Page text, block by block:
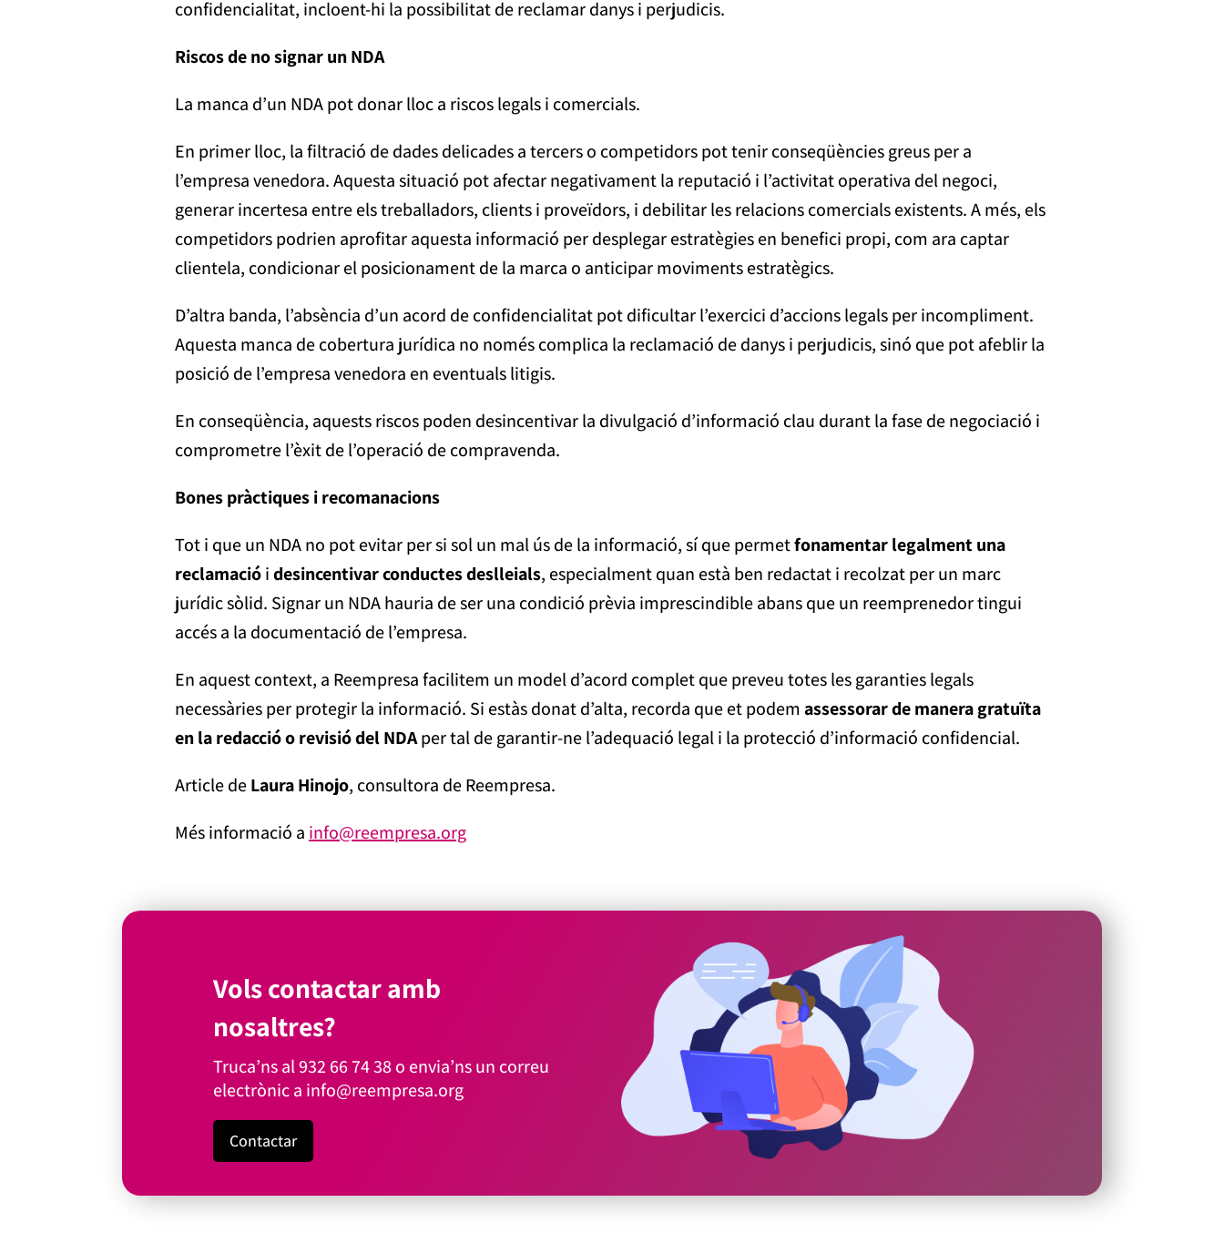
confidencialitat, incloent-hi la possibilitat de reclamar danys i perjudicis.
Riscos de no signar un NDA
La manca d’un NDA pot donar lloc a riscos legals i comercials.
En primer lloc, la filtració de dades delicades a tercers o competidors pot tenir conseqüències greus per a
l’empresa venedora. Aquesta situació pot afectar negativament la reputació i l’activitat operativa del negoci,
generar incertesa entre els treballadors, clients i proveïdors, i debilitar les relacions comercials existents. A més, els
competidors podrien aprofitar aquesta informació per desplegar estratègies en benefici propi, com ara captar
clientela, condicionar el posicionament de la marca o anticipar moviments estratègics.
D’altra banda, l’absència d’un acord de confidencialitat pot dificultar l’exercici d’accions legals per incompliment.
Aquesta manca de cobertura jurídica no només complica la reclamació de danys i perjudicis, sinó que pot afeblir la
posició de l’empresa venedora en eventuals litigis.
En conseqüència, aquests riscos poden desincentivar la divulgació d’informació clau durant la fase de negociació i
comprometre l’èxit de l’operació de compravenda.
Bones pràctiques i recomanacions
Tot i que un NDA no pot evitar per si sol un mal ús de la informació, sí que permetfonamentar legalment una
reclamacióidesincentivar conductes deslleials, especialment quan està ben redactat i recolzat per un marc
jurídic sòlid. Signar un NDA hauria de ser una condició prèvia imprescindible abans que un reemprenedor tingui
accés a la documentació de l’empresa.
En aquest context, a Reempresa facilitem un model d’acord complet que preveu totes les garanties legals
necessàries per protegir la informació. Si estàs donat d’alta, recorda que et podemassessorar de manera gratuïta
en la redacció o revisió del NDAper tal de garantir-ne l’adequació legal i la protecció d’informació confidencial.
Article deLaura Hinojo, consultora de Reempresa.
Més informació a info@reempresa.org
Vols contactar amb
nosaltres?
Truca’ns al932 66 74 38o envia’ns un correu
electrònic a info@reempresa.org
Contactar